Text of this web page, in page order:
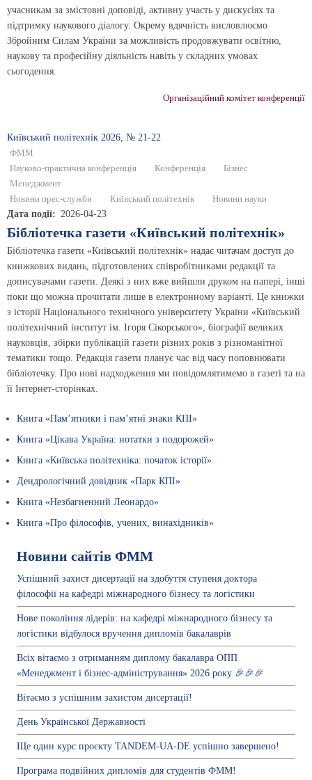
учасникам за змістовні доповіді, активну участь у дискусіях та
підтримку наукового діалогу. Окрему вдячність висловлюємо
Збройним Силам України за можливість продовжувати освітню,
наукову та професійну діяльність навіть у складних умовах
сьогодення.
Організаційний комітет конференції
Київський полiтехнiк 2026, № 21-22
ФММ
Науково-практична конференція
Конференція
Бізнес
Менеджмент
Новини прес-служби
Київський політехнік Новини науки
Дата події 2026-04-23
Бібліотечка газети «Київський політехнік»
Бібліотечка газети «Київський політехнік» надає читачам доступ до
книжкових видань, підготовлених співробітниками редакції та
дописувачами газети. Деякі з них вже вийшли друком на папері, інші
поки що можна прочитати лише в електронному варіанті. Це книжки
з історії Національного технічного університету України «Київський
політехнічний інститут ім. Ігоря Сікорського», біографії великих
науковців, збірки публікацій газети різних років з різноманітної
тематики тощо. Редакція газети планує час від часу поповнювати
бібліотечку. Про нові надходження ми повідомлятимемо в газеті та на
її Інтернет-сторінках.
Книга «Пам’ятники і пам’ятні знаки КПІ»
Книга «Цікава Україна: нотатки з подорожей»
Книга «Київська політехніка: початок історії»
Дендрологічний довідник «Парк КПІ»
Книга «Незбагненний Леонардо»
Книга «Про філософів, учених, винахідників»
Новини сайтів ФММ
Успішний захист дисертації на здобуття ступеня доктора
філософії на кафедрі міжнародного бізнесу та логістики
Нове покоління лідерів: на кафедрі міжнародного бізнесу та
логістики відбулося вручення дипломів бакалаврів
Всіх вітаємо з отриманням диплому бакалавра ОПП
«Менеджмент і бізнес-адміністрування» 2026 року 🎉🎉🎉
Вітаємо з успішним захистом дисертації!
День Української Державності
Ще один курс проєкту TANDEM-UA-DE успішно завершено!
Програма подвійних дипломів для студентів ФММ!